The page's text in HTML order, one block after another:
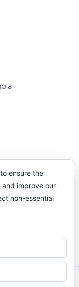
a
que
Los Derechos
ensure the
improve our
non-essential